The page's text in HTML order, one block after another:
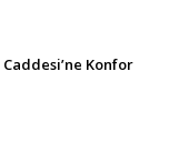
Konfor